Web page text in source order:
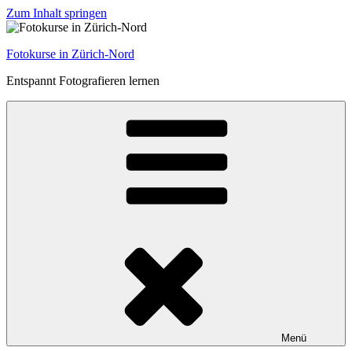
Zum Inhalt springen
Fotokurse in Zürich-Nord
Entspannt Fotografieren lernen
Menü